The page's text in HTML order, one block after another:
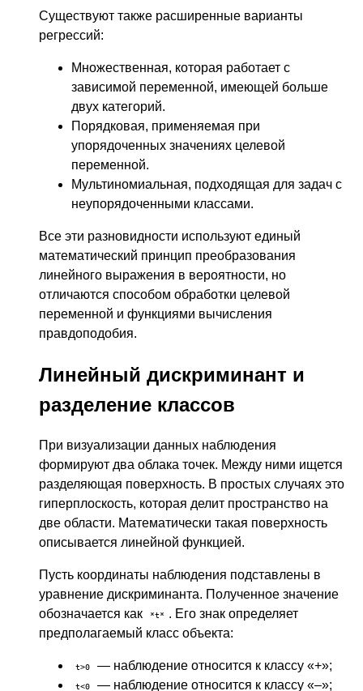
Существуют также расширенные варианты
регрессий:
Множественная, которая работает с
зависимой переменной, имеющей больше
двух категорий.
Порядковая, применяемая при
упорядоченных значениях целевой
переменной.
Мультиномиальная, подходящая для задач с
неупорядоченными классами.
Все эти разновидности используют единый
математический принцип преобразования
линейного выражения в вероятности, но
отличаются способом обработки целевой
переменной и функциями вычисления
правдоподобия.
Линейный дискриминант и
разделение классов
При визуализации данных наблюдения
формируют два облака точек. Между ними ищется
разделяющая поверхность. В простых случаях это
гиперплоскость, которая делит пространство на
две области. Математически такая поверхность
описывается линейной функцией.
Пусть координаты наблюдения подставлены в
уравнение дискриминанта. Полученное значение
обозначается как
*t* . Его знак определяет
предполагаемый класс объекта:
t>0 — наблюдение относится к классу «+»;
t<0 — наблюдение относится к классу «–»;